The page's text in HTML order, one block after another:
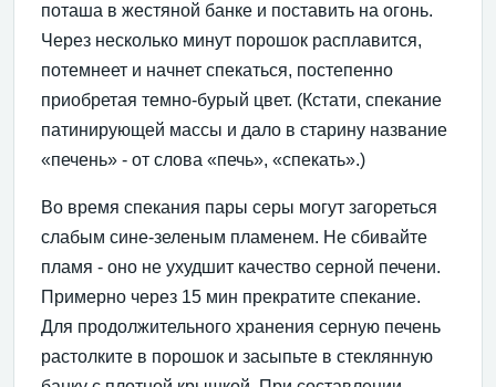
поташа в жестяной банке и поставить на огонь.
Через несколько минут порошок расплавится,
потемнеет и начнет спекаться, постепенно
приобретая темно-бурый цвет. (Кстати, спекание
патинирующей массы и дало в старину название
«печень» - от слова «печь», «спекать».)
Во время спекания пары серы могут загореться
слабым сине-зеленым пламенем. Не сбивайте
пламя - оно не ухудшит качество серной печени.
Примерно через 15 мин прекратите спекание.
Для продолжительного хранения серную печень
растолките в порошок и засыпьте в стеклянную